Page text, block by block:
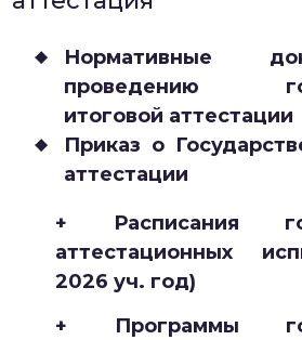
Нормативные
проведению
итоговой аттестации
Приказ о
аттестации
+ Расписания
аттестационных
2026 уч. год)
+ Программы